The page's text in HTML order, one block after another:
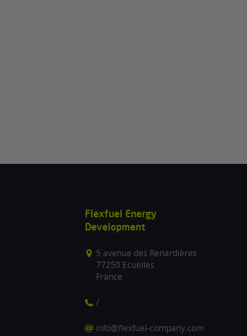
Flexfuel Energy
Development
5 avenue des Renardières
77250 Ecuelles
France
/
info@flexfuel-company.com